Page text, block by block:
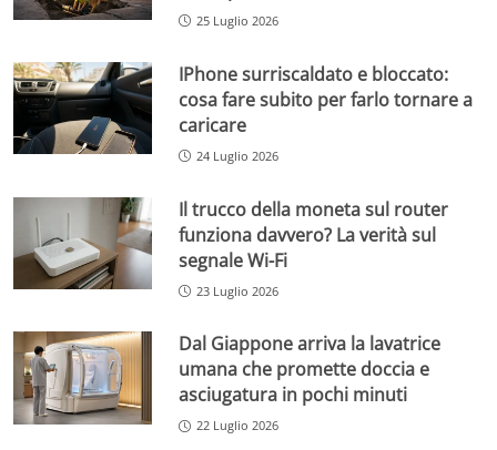
25 Luglio 2026
IPhone surriscaldato e bloccato:
cosa fare subito per farlo tornare a
caricare
24 Luglio 2026
Il trucco della moneta sul router
funziona davvero? La verità sul
segnale Wi-Fi
23 Luglio 2026
Dal Giappone arriva la lavatrice
umana che promette doccia e
asciugatura in pochi minuti
22 Luglio 2026